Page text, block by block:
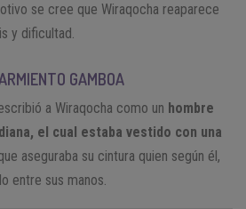
se cree que Wiraqocha reaparece
y dificultad.
GAMBOA
a Wiraqocha como un hombre
el cual estaba vestido con una
aseguraba su cintura quien según él,
entre sus manos.